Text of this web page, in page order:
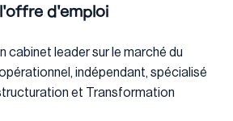
d'emploi
cabinet leader sur le marché du
indépendant, spécialisé
et Transformation